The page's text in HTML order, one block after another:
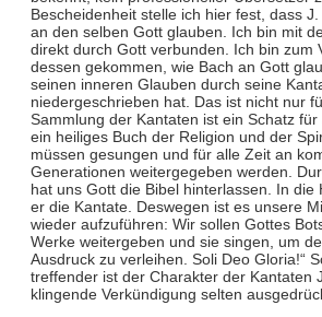
Bescheidenheit stelle ich hier fest, dass
an den selben Gott glauben. Ich bin mit
direkt durch Gott verbunden. Ich bin zum
dessen gekommen, wie Bach an Gott
seinen inneren Glauben durch seine
niedergeschrieben hat. Das ist nicht nur
Sammlung der Kantaten ist ein Schatz für
ein heiliges Buch der Religion und der
müssen gesungen und für alle Zeit an
Generationen weitergegeben werden.
hat uns Gott die Bibel hinterlassen. In die
er die Kantate. Deswegen ist es unsere
wieder aufzuführen: Wir sollen Gottes
Werke weitergeben und sie singen, um
Ausdruck zu verleihen. Soli Deo Gloria!“
treffender ist der Charakter der Kantaten
klingende Verkündigung selten